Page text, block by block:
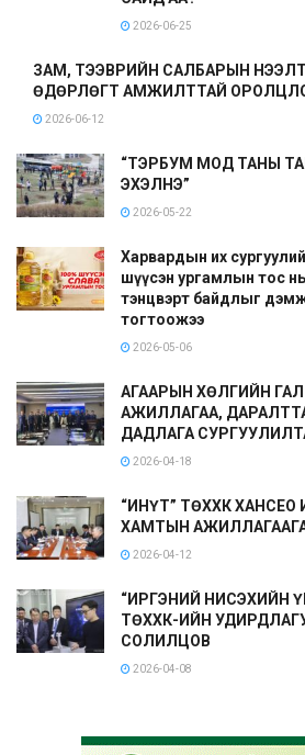
2026-06-25
ЗАМ, ТЭЭВРИЙН САЛБАРЫН
ӨДӨРЛӨГТ АМЖИЛТТАЙ
2026-06-12
“ТЭРБУМ МОД ТАНЫ
ЭХЭЛНЭ”
2026-05-22
Харвардын их
шүүсэн ургамлын тос
тэнцвэрт байдлыг
тогтоожээ
2026-05-06
АГААРЫН ХӨЛГИЙН
АЖИЛЛАГАА,
ДАДЛАГА
2026-04-18
“ИНҮТ” ТӨХХК ХАНСЕО
ХАМТЫН
2026-04-12
“ИРГЭНИЙ НИСЭХИЙН
ТӨХХК-ИЙН
СОЛИЛЦОВ
2026-04-08